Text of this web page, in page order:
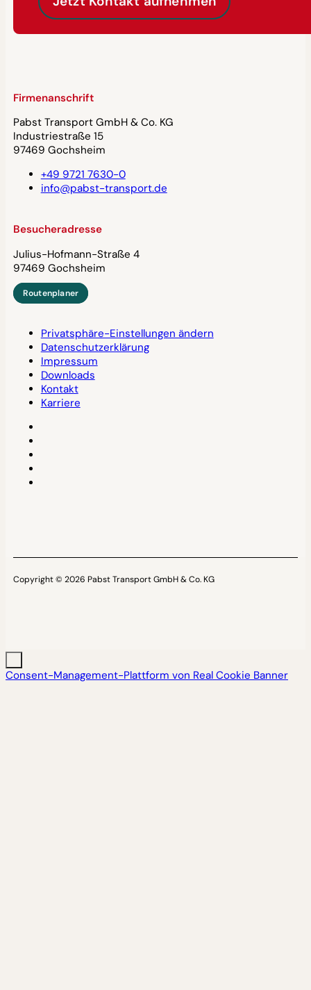
Firmenanschrift
Pabst Transport GmbH & Co. KG
Industriestraße 15
97469 Gochsheim
+49 9721 7630-0
info@pabst-transport.de
Besucheradresse
Julius-Hofmann-Straße 4
97469 Gochsheim
Routenplaner
Privatsphäre-Einstellungen ändern
Datenschutzerklärung
Impressum
Downloads
Kontakt
Karriere
Copyright © 2026 Pabst Transport GmbH & Co. KG
Consent-Management-Plattform von Real Cookie Banner